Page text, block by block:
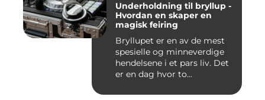
Underholdning til bryllup -
Hvordan en skaper en
magisk feiring
Bryllupet er en av de mest
spesielle og minneverdige
hendelsene i et pars liv. Det
er en dag hvor to...